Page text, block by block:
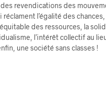
revendications des
réclament l’égalité des
des ressources, la
l’intérêt collectif au
une société sans classes !